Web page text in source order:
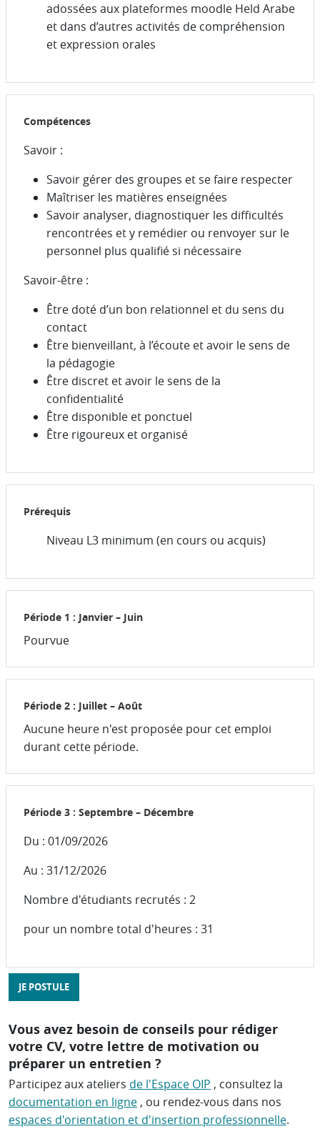
adossées aux plateformes moodle Held Arabe
et dans d’autres activités de compréhension
et expression orales
Compétences
Savoir :
Savoir gérer des groupes et se faire respecter
Maîtriser les matières enseignées
Savoir analyser, diagnostiquer les difficultés
rencontrées et y remédier ou renvoyer sur le
personnel plus qualifié si nécessaire
Savoir-être :
Être doté d’un bon relationnel et du sens du
contact
Être bienveillant, à l’écoute et avoir le sens de
la pédagogie
Être discret et avoir le sens de la
confidentialité
Être disponible et ponctuel
Être rigoureux et organisé
Prérequis
Niveau L3 minimum (en cours ou acquis)
Période 1 : Janvier – Juin
Pourvue
Période 2 : Juillet – Août
Aucune heure n'est proposée pour cet emploi
durant cette période.
Période 3 : Septembre – Décembre
Du : 01/09/2026
Au : 31/12/2026
Nombre d'étudiants recrutés : 2
pour un nombre total d'heures : 31
JE POSTULE
Vous avez besoin de conseils pour rédiger
votre CV, votre lettre de motivation ou
préparer un entretien ?
Participez aux ateliers de l'Espace OIP , consultez la
documentation en ligne , ou rendez-vous dans nos
espaces d'orientation et d'insertion professionnelle.